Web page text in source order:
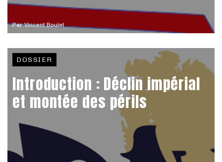
ParVincent Boulet
DOSSIER
Introduction : Déclin impérial
et montée des périls